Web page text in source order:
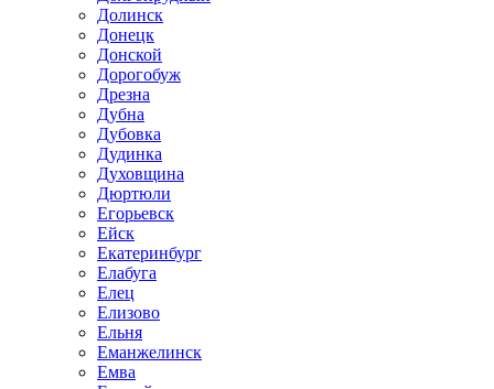
Долинск
Донецк
Донской
Дорогобуж
Дрезна
Дубна
Дубовка
Дудинка
Духовщина
Дюртюли
Егорьевск
Ейск
Екатеринбург
Елабуга
Елец
Елизово
Ельня
Еманжелинск
Емва